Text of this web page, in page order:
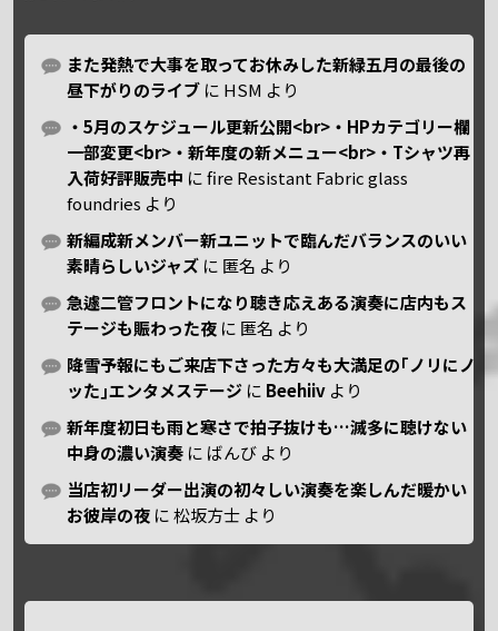
また発熱で大事を取ってお休みした新緑五月の最後の
昼下がりのライブ に HSM より
・5月のスケジュール更新公開<br>・HPカテゴリー欄
一部変更<br>・新年度の新メニュー<br>・Tシャツ再
入荷好評販売中 にfire Resistant Fabric glass
foundries より
新編成新メンバー新ユニットで臨んだバランスのいい
素晴らしいジャズ に 匿名 より
急遽二管フロントになり聴き応えある演奏に店内もス
テージも賑わった夜 に 匿名 より
降雪予報にもご来店下さった方々も大満足の｢ノリにノ
ッた｣エンタメステージ に Beehiiv より
新年度初日も雨と寒さで拍子抜けも…滅多に聴けない
中身の濃い演奏 に ばんび より
当店初リーダー出演の初々しい演奏を楽しんだ暖かい
お彼岸の夜 に松坂方士 より